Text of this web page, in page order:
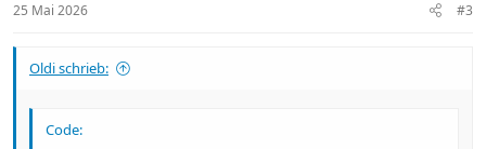
25 Mai 2026 #3
Oldi schrieb:
Code: